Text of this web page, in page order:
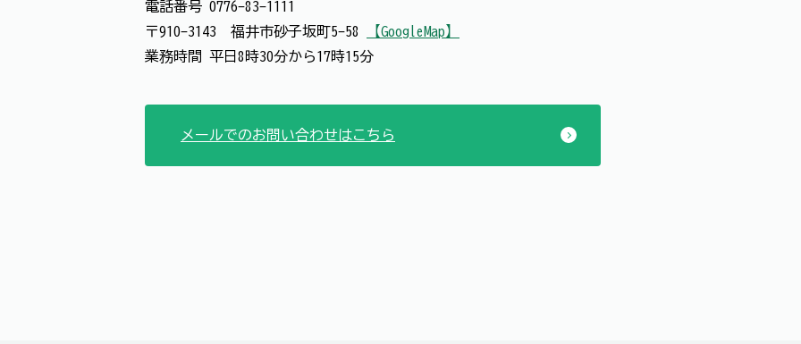
電話番号 0776-83-1111
〒910-3143 福井市砂子坂町5-58
【GoogleMap】
業務時間 平日8時30分から17時15分
メールでのお問い合わせはこちら